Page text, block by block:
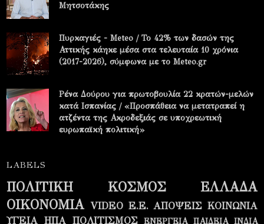
Μητσοτάκης
Πυρκαγιές - Meteo / Το 42% των δασών της
Αττικής κάηκε μέσα στα τελευταία 10 χρόνια
(2017-2026), σύμφωνα με το Meteo.gr
Ρένα Δούρου για πρωτοβουλία 22 κρατών-μελών
κατά Ισπανίας / «Προσπάθεια να μετατραπεί η
ατζέντα της Ακροδεξιάς σε υποχρεωτική
ευρωπαϊκή πολιτική»
LABELS
ΠΟΛΙΤΙΚΗ ΚΟΣΜΟΣ
ΕΛΛΑΔΑ
ΟΙΚΟΝΟΜΙΑ VIDEO Ε.Ε. ΑΠΟΨΕΙΣ ΚΟΙΝΩΝΙΑ
ΥΓΕΙΑ ΗΠΑ ΠΟΛΙΤΙΣΜΟΣ ΕΝΕΡΓΕΙΑ ΠΑΙΔΕΙΑ ΙΝΔΙΑ